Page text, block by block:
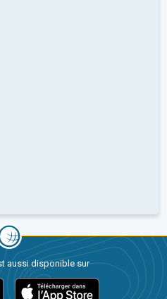
aussi disponible sur